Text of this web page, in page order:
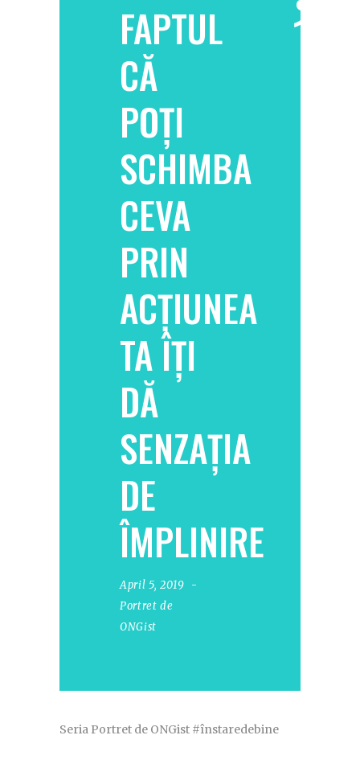
FAPTUL
CĂ
POȚI
SCHIMBA
CEVA
PRIN
ACȚIUNEA
TA ÎȚI
DĂ
SENZAȚIA
DE
ÎMPLINIRE
April 5, 2019
Portret de
ONGist
Seria Portret de ONGist #înstaredebine